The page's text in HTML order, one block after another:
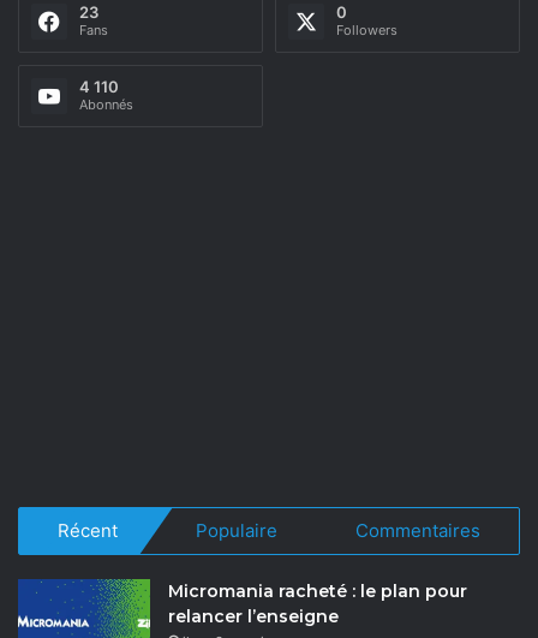
23
Fans
0
Followers
4 110
Abonnés
Récent Populaire Commentaires
Micromania racheté : le plan pour
relancer l’enseigne